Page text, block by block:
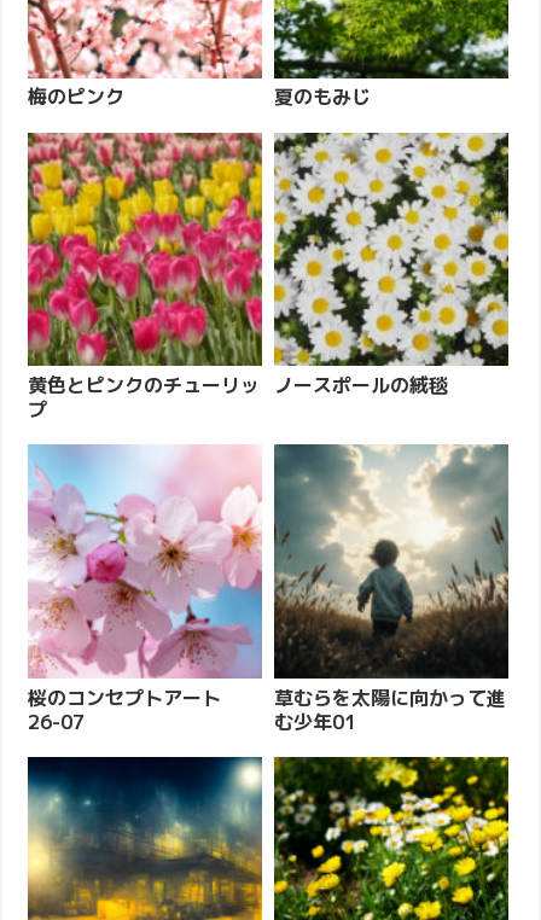
梅のピンク 夏のもみじ
黄色とピンクのチューリッ
プ
ノースポールの絨毯
桜のコンセプトアート
26-07
草むらを太陽に向かって進
む少年01